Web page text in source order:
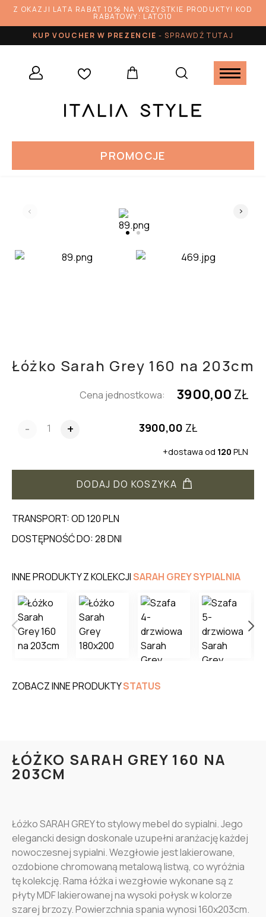
Z OKAZJI LATA RABAT 10% NA WSZYSTKIE PRODUKTY! KOD
RABATOWY: LATO10
KUP VOUCHER W PREZENCIE-SPRAWDŹ TUTAJ
PROMOCJE
Łóżko Sarah Grey 160 na 203cm
Cena jednostkowa: 3900,00 ZŁ
- + 3900,00 ZŁ
+dostawa od 120 PLN
DODAJ DO KOSZYKA
TRANSPORT: OD 120 PLN
DOSTĘPNOŚĆ DO: 28 DNI
INNE PRODUKTY Z KOLEKCJISARAH GREY SYPIALNIA
ZOBACZ INNE PRODUKTYSTATUS
ŁÓŻKO SARAH GREY 160 NA
203CM
Łóżko SARAH GREY to stylowy mebel do sypialni. Jego
elegancki design doskonale uzupełni aranżację każdej
nowoczesnej sypialni. Wezgłowie jest lakierowane,
ozdobione chromowaną metalową listwą, co wyróżnia
tę kolekcję. Rama łóżka i wezgłowie wykonane są z
płyty MDF lakierowanej na wysoki połysk w kolorze
szarej brzozy.Powierzchnia spania wynosi 160x203cm.